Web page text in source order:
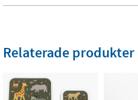
Relaterade produkter